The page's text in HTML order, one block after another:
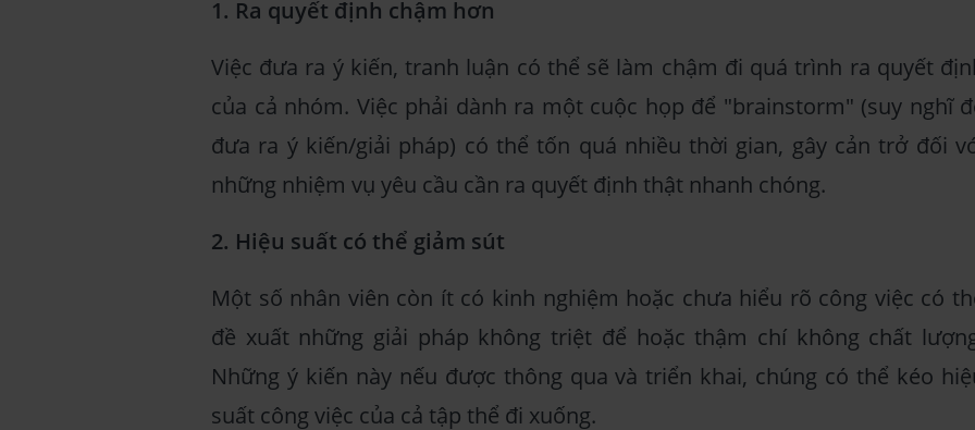
1. Ra quyết định chậm hơn
Việc đưa ra ý kiến, tranh luận có thể sẽ làm chậm đi quá trình ra quyết
của cả nhóm. Việc phải dành ra một cuộc họp để "brainstorm" (suy nghĩ
đưa ra ý kiến/giải pháp) có thể tốn quá nhiều thời gian, gây cản trở đối
những nhiệm vụ yêu cầu cần ra quyết định thật nhanh chóng.
2. Hiệu suất có thể giảm sút
Một số nhân viên còn ít có kinh nghiệm hoặc chưa hiểu rõ công việc có
đề xuất những giải pháp không triệt để hoặc thậm chí không chất
Những ý kiến này nếu được thông qua và triển khai, chúng có thể kéo
suất công việc của cả tập thể đi xuống.